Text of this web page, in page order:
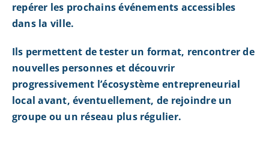
repérer les prochains événements accessibles
dans la ville.
Ils permettent de tester un format, rencontrer de
nouvelles personnes et découvrir
progressivement l’écosystème entrepreneurial
local avant, éventuellement, de rejoindre un
groupe ou un réseau plus régulier.